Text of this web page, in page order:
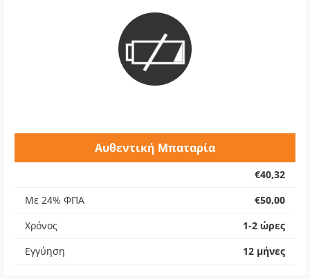
Αυθεντική Μπαταρία
€40,32
Με 24% ΦΠΑ
€50,00
Χρόνος
1-2 ώρες
Εγγύηση
12 μήνες